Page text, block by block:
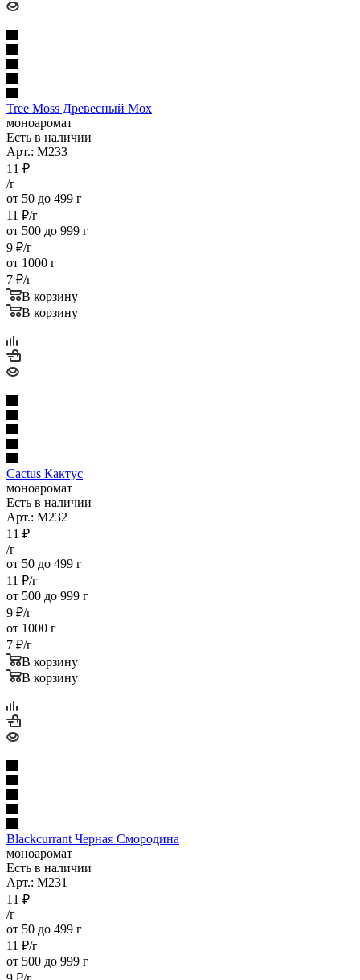
Tree Moss Древесный Мох
моноаромат
Есть в наличии
Арт.: M233
11 ₽
/г
от 50 до 499 г
11 ₽/г
от 500 до 999 г
9 ₽/г
от 1000 г
7 ₽/г
В корзину
В корзину
Cactus Кактус
моноаромат
Есть в наличии
Арт.: M232
11 ₽
/г
от 50 до 499 г
11 ₽/г
от 500 до 999 г
9 ₽/г
от 1000 г
7 ₽/г
В корзину
В корзину
Blackcurrant Черная Смородина
моноаромат
Есть в наличии
Арт.: M231
11 ₽
/г
от 50 до 499 г
11 ₽/г
от 500 до 999 г